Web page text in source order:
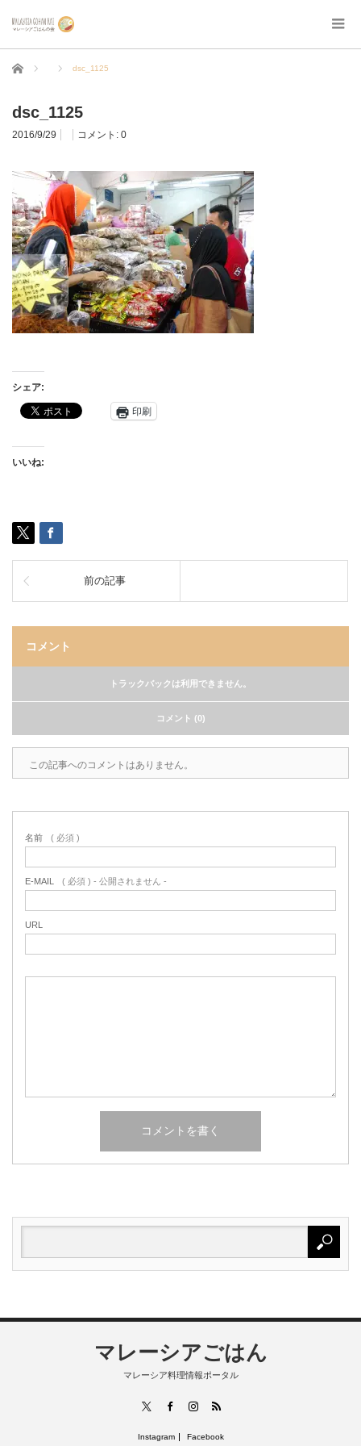
ホーム dsc_1125
dsc_1125
2016/9/29 コメント: 0
シェア:
印刷
いいね:
前の記事
コメント
トラックバックは利用できません。
コメント (0)
この記事へのコメントはありません。
名前 ( 必須 )
E-MAIL ( 必須 ) - 公開されません -
URL
マレーシアごはん
マレーシア料理情報ポータル
FacebookInstagram
RSS
Instagram Facebook